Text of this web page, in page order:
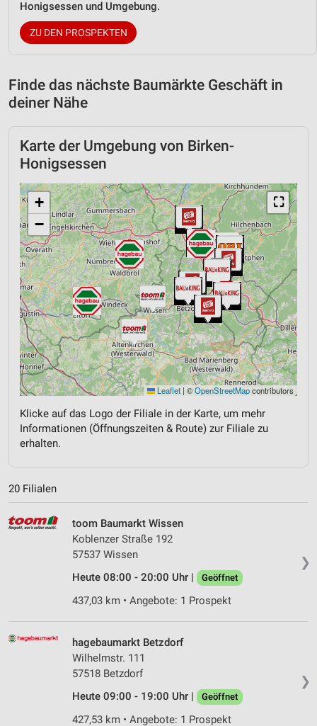
Honigsessen und Umgebung.
ZU DEN PROSPEKTEN
Finde das nächste Baumärkte Geschäft in
deiner Nähe
Karte der Umgebung von Birken-
Honigsessen
⛶
+
−
Leaflet | ©OpenStreetMapcontributors
Klicke auf das Logo der Filiale in der Karte, um mehr
Informationen (Öffnungszeiten & Route) zur Filiale zu
erhalten.
20 Filialen
❯
toom Baumarkt Wissen
Koblenzer Straße 192
57537 Wissen
Heute 08:00 - 20:00 Uhr |
Geöffnet
437,03 km • Angebote: 1 Prospekt
❯
hagebaumarkt Betzdorf
Wilhelmstr. 111
57518 Betzdorf
Heute 09:00 - 19:00 Uhr |
Geöffnet
427,53 km • Angebote: 1 Prospekt